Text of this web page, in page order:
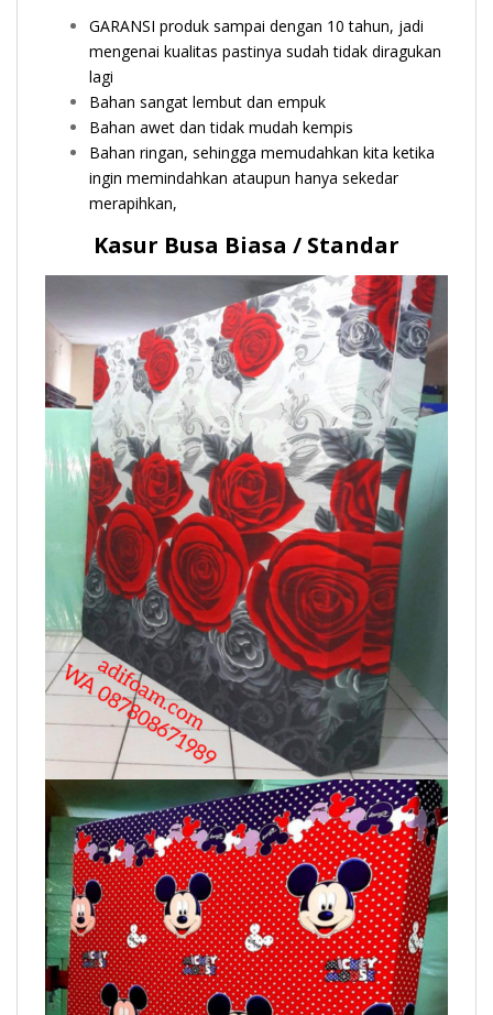
GARANSI produk sampai dengan 10 tahun, jadi
mengenai kualitas pastinya sudah tidak diragukan
lagi
Bahan sangat lembut dan empuk
Bahan awet dan tidak mudah kempis
Bahan ringan, sehingga memudahkan kita ketika
ingin memindahkan ataupun hanya sekedar
merapihkan,
Kasur Busa Biasa / Standar